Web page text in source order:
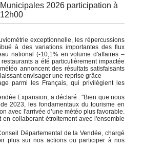
Municipales 2026 participation à
12h00
exceptionnelle, les répercussions
à des variations importantes des flux
national (-10,1% en volume d'affaires –
a été particulièrement impactée
annoncent des résultats satisfaisants
envisager une reprise grâce
parmi les Français, qui privilégient les
Expansion, a déclaré : "Bien que nous
2023, les fondamentaux du tourisme en
avec l'arrivée d’une météo plus favorable.
collaborant étroitement avec l'ensemble
Départemental de la Vendée, chargé
plus sur nos actions ou participer à nos